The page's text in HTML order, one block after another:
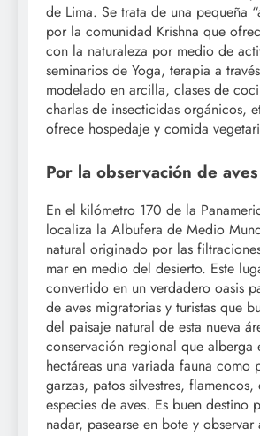
de Lima. Se trata de una pequeña
por la comunidad Krishna que
con la naturaleza por medio de
seminarios de Yoga, terapia a
modelado en arcilla, clases de
charlas de insecticidas orgánicos,
ofrece hospedaje y comida
Por la observación de
En el kilómetro 170 de la
localiza la Albufera de Medio
natural originado por las
mar en medio del desierto. Este
convertido en un verdadero oasis
de aves migratorias y turistas que
del paisaje natural de esta nueva
conservación regional que alberga
hectáreas una variada fauna como
garzas, patos silvestres, flamencos,
especies de aves. Es buen destino
nadar, pasearse en bote y observar